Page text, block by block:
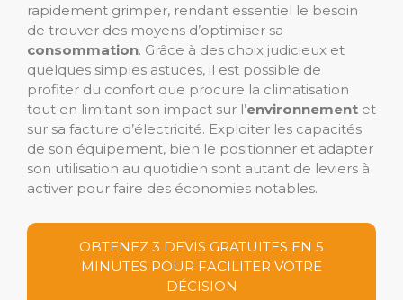
rapidement grimper, rendant essentiel le besoin
de trouver des moyens d’optimiser sa
consommation. Grâce à des choix judicieux et
quelques simples astuces, il est possible de
profiter du confort que procure la climatisation
tout en limitant son impact sur l’environnement et
sur sa facture d’électricité. Exploiter les capacités
de son équipement, bien le positionner et adapter
son utilisation au quotidien sont autant de leviers à
activer pour faire des économies notables.
OBTENEZ 3 DEVIS GRATUITES EN 5
MINUTES POUR FACILITER VOTRE
DÉCISION